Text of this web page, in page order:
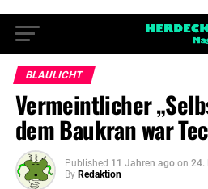
BLAULICHT
Vermeintlicher
dem Baukran war
Published 11 Jahren ago on 24.
By Redaktion